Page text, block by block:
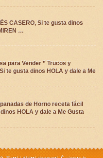
CASERO, Si te gusta dinos
…
para Vender ” Trucos y
te gusta dinos HOLA y dale a Me
de Horno receta fácil
HOLA y dale a Me Gusta